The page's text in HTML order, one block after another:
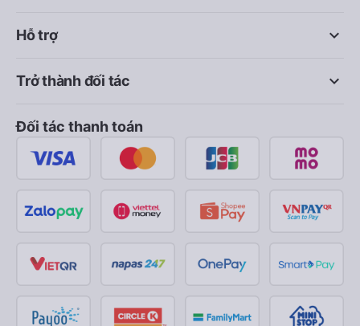
keyboard_arrow_down
Hỗ trợ
keyboard_arrow_down
Trở thành đối tác
Đối tác thanh toán